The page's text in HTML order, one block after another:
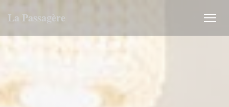
La Passagère